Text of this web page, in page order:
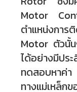
Motor
ตำแหน่งการ
Motor ตัวนั้
ได้อย่างมี
ทดสอบหาค่
ทางแม่เหล็ก